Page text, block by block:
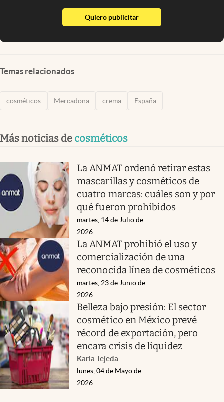
Quiero publicitarabre en nueva pestaña
Temas relacionados
cosméticos Mercadona crema España
Más noticias de cosméticos
La ANMAT ordenó retirar estas
mascarillas y cosméticos de
cuatro marcas: cuáles son y por
qué fueron prohibidos
martes, 14 de Julio de
2026
La ANMAT prohibió el uso y
comercialización de una
reconocida línea de cosméticos
martes, 23 de Junio de
2026
Belleza bajo presión: El sector
cosmético en México prevé
récord de exportación, pero
encara crisis de liquidez
Karla Tejeda
lunes, 04 de Mayo de
2026